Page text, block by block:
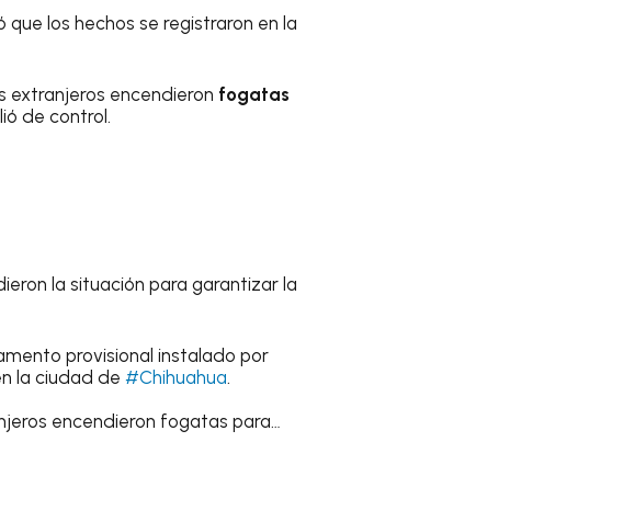
los hechos se registraron en la
extranjeros encendieron fogatas
de control.
la situación para garantizar la
provisional instalado por
la ciudad de #Chihuahua.
encendieron fogatas para…